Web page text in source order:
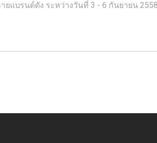
บรนด์ดัง ระหว่างวันที่ 3 - 6 กันยายน